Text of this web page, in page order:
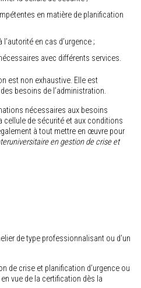
en matière de planification
en cas d’urgence ;
avec différents services.
est non exhaustive. Elle est
besoins de l’administration.
nécessaires aux besoins
cellule de sécurité et aux conditions
à tout mettre en œuvre pour
en gestion de crise et
de type professionnalisant ou d’un
de crise et planification d’urgence ou
vue de la certification dès la